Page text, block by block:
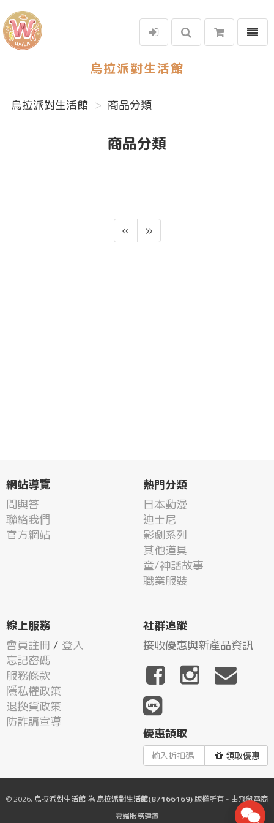
烏拉派對生活館
選單
烏拉派對生活館 商品分類
商品分類
« »
網站導覽
問與答
聯絡我們
官方網站
熱門分類
日本動漫
迪士尼
影劇系列
其他道具
童/神話故事
職業服裝
線上服務
會員註冊 / 登入
忘記密碼
服務條款
隱私權政策
退換貨政策
防詐騙宣導
社群追蹤
接收優惠與新產品資訊
優惠領取
領取優惠
© 2026. 烏拉派對生活館 為 烏拉派對生活館(87166169)版權所有 - 由飛鼠電商
雲端服務建置